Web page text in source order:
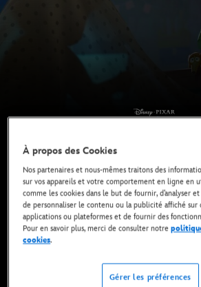
Actuellement au
RÉSERVER VOS
REGARDER LA BANDE-
À propos des Cookies
Nos partenaires et nous-mêmes traitons des
sur vos appareils et votre comportement en ligne en
comme les cookies dans le but de fournir, d’analyser et
de personnaliser le contenu ou la publicité affiché sur
applications ou plateformes et de fournir des
Pour en savoir plus, merci de consulter notre
cookies.
Gérer les préférences